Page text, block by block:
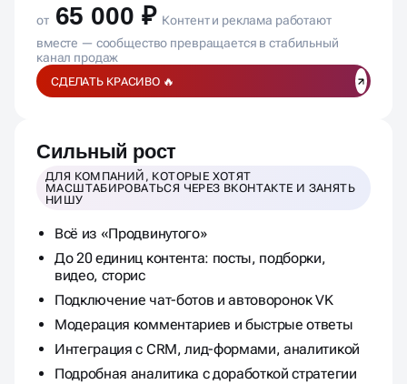
от 65 000 ₽ Контент и реклама работают
вместе — сообщество превращается в стабильный
канал продаж
СДЕЛАТЬ КРАСИВО 🔥
Сильный рост
ДЛЯ КОМПАНИЙ, КОТОРЫЕ ХОТЯТ
МАСШТАБИРОВАТЬСЯ ЧЕРЕЗ ВКОНТАКТЕ И ЗАНЯТЬ
НИШУ
Всё из «Продвинутого»
До 20 единиц контента: посты, подборки,
видео, сторис
Подключение чат-ботов и автоворонок VK
Модерация комментариев и быстрые ответы
Интеграция с CRM, лид-формами, аналитикой
Подробная аналитика с доработкой стратегии